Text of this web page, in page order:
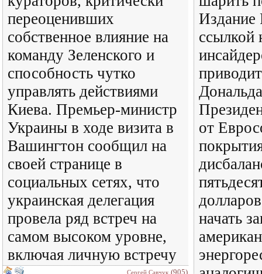
переоценивших
собственное влияние на
команду Зеленского и
способность чутко
управлять действиями
Киева. Премьер-министр
Украины в ходе визита в
Вашингтон сообщил на
своей странице в
социальных сетях, что
украинская делегация
провела ряд встреч на
самом высоком уровне,
включая личную встречу
Сергей Савчук (905)
Издание
ссылкой
от
начать